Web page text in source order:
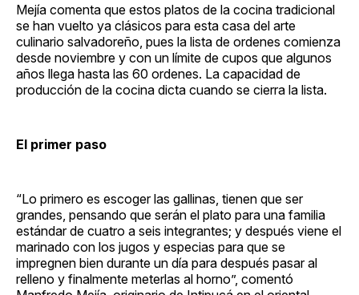
Mejía comenta que estos platos de la cocina tradicional
se han vuelto ya clásicos para esta casa del arte
culinario salvadoreño, pues la lista de ordenes comienza
desde noviembre y con un límite de cupos que algunos
años llega hasta las 60 ordenes. La capacidad de
producción de la cocina dicta cuando se cierra la lista.
El primer paso
“Lo primero es escoger las gallinas, tienen que ser
grandes, pensando que serán el plato para una familia
estándar de cuatro a seis integrantes; y después viene el
marinado con los jugos y especias para que se
impregnen bien durante un día para después pasar al
relleno y finalmente meterlas al horno”, comentó